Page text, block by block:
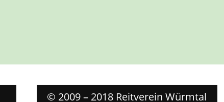
© 2009 – 2018 Reitverein Würmtal